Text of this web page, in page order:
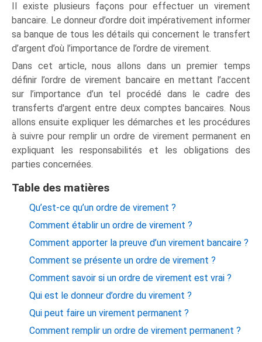
Il existe plusieurs façons pour effectuer un virement
bancaire. Le donneur d’ordre doit impérativement informer
sa banque de tous les détails qui concernent le transfert
d’argent d’où l’importance de l’ordre de virement.
Dans cet article, nous allons dans un premier temps
définir l’ordre de virement bancaire en mettant l’accent
sur l’importance d’un tel procédé dans le cadre des
transferts d'argent entre deux comptes bancaires. Nous
allons ensuite expliquer les démarches et les procédures
à suivre pour remplir un ordre de virement permanent en
expliquant les responsabilités et les obligations des
parties concernées.
Table des matières
Qu’est-ce qu’un ordre de virement ?
Comment établir un ordre de virement ?
Comment apporter la preuve d’un virement bancaire ?
Comment se présente un ordre de virement ?
Comment savoir si un ordre de virement est vrai ?
Qui est le donneur d’ordre du virement ?
Qui peut faire un virement permanent ?
Comment remplir un ordre de virement permanent ?